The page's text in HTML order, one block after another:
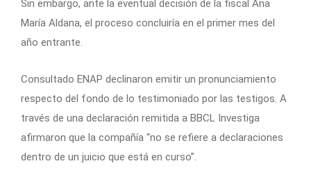
Sin embargo, ante la eventual decisión de la fiscal Ana
María Aldana, el proceso concluiría en el primer mes del
año entrante.
Consultado ENAP declinaron emitir un pronunciamiento
respecto del fondo de lo testimoniado por las testigos. A
través de una declaración remitida a BBCL Investiga
afirmaron que la compañía “no se refiere a declaraciones
dentro de un juicio que está en curso”.